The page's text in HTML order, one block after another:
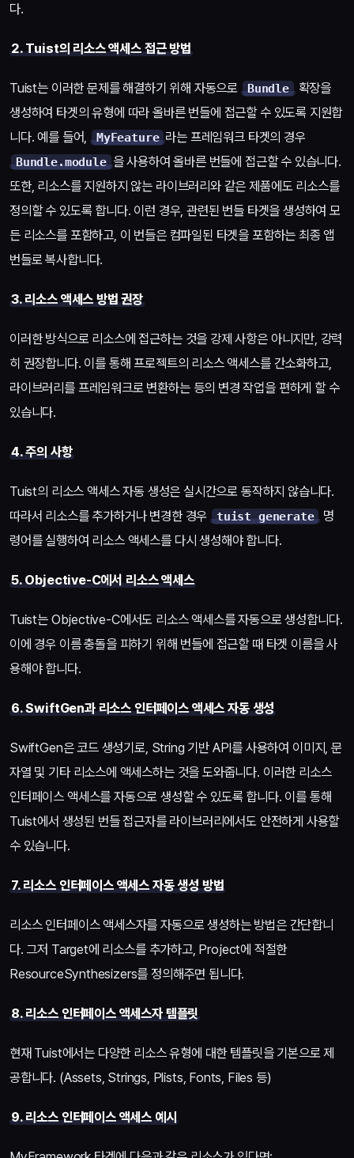
다.
2. Tuist의 리소스 액세스 접근 방법
Tuist는 이러한 문제를 해결하기 위해 자동으로 Bundle 확장을
생성하여 타겟의 유형에 따라 올바른 번들에 접근할 수 있도록 지원합
니다. 예를 들어,
MyFeature 라는 프레임워크 타겟의 경우
Bundle.module 을 사용하여 올바른 번들에 접근할 수 있습니다.
또한, 리소스를 지원하지 않는 라이브러리와 같은 제품에도 리소스를
정의할 수 있도록 합니다. 이런 경우, 관련된 번들 타겟을 생성하여 모
든 리소스를 포함하고, 이 번들은 컴파일된 타겟을 포함하는 최종 앱
번들로 복사합니다.
3. 리소스 액세스 방법 권장
이러한 방식으로 리소스에 접근하는 것을 강제 사항은 아니지만, 강력
히 권장합니다. 이를 통해 프로젝트의 리소스 액세스를 간소화하고,
라이브러리를 프레임워크로 변환하는 등의 변경 작업을 편하게 할 수
있습니다.
4. 주의 사항
Tuist의 리소스 액세스 자동 생성은 실시간으로 동작하지 않습니다.
따라서 리소스를 추가하거나 변경한 경우 tuist generate
명
령어를 실행하여 리소스 액세스를 다시 생성해야 합니다.
5. Objective-C에서 리소스 액세스
Tuist는 Objective-C에서도 리소스 액세스를 자동으로 생성합니다.
이에 경우 이름 충돌을 피하기 위해 번들에 접근할 때 타겟 이름을 사
용해야 합니다.
6. SwiftGen과 리소스 인터페이스 액세스 자동 생성
SwiftGen은 코드 생성기로, String 기반 API를 사용하여 이미지, 문
자열 및 기타 리소스에 액세스하는 것을 도와줍니다. 이러한 리소스
인터페이스 액세스를 자동으로 생성할 수 있도록 합니다. 이를 통해
Tuist에서 생성된 번들 접근자를 라이브러리에서도 안전하게 사용할
수 있습니다.
7. 리소스 인터페이스 액세스 자동 생성 방법
리소스 인터페이스 액세스자를 자동으로 생성하는 방법은 간단합니
다. 그저 Target에 리소스를 추가하고, Project에 적절한
ResourceSynthesizers를 정의해주면 됩니다.
8. 리소스 인터페이스 액세스자 템플릿
현재 Tuist에서는 다양한 리소스 유형에 대한 템플릿을 기본으로 제
공합니다. (Assets, Strings, Plists, Fonts, Files 등)
9. 리소스 인터페이스 액세스 예시